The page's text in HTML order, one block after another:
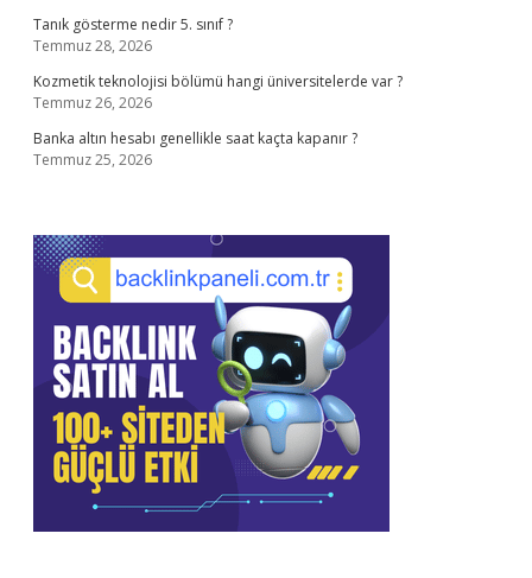
Tanık gösterme nedir 5. sınıf ?
Temmuz 28, 2026
Kozmetik teknolojisi bölümü hangi üniversitelerde var ?
Temmuz 26, 2026
Banka altın hesabı genellikle saat kaçta kapanır ?
Temmuz 25, 2026